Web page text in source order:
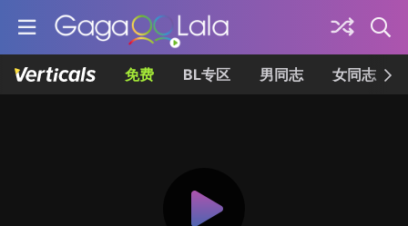
免费 BL专区 男同志 女同志